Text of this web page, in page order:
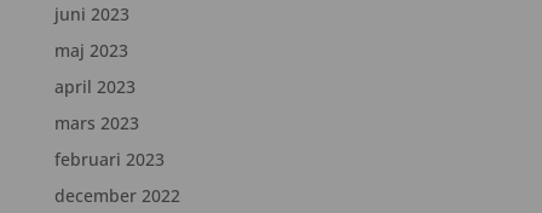
juni 2023
maj 2023
april 2023
mars 2023
februari 2023
december 2022